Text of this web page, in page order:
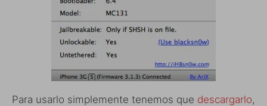
Para usarlo simplemente tenemos que descargarlo,